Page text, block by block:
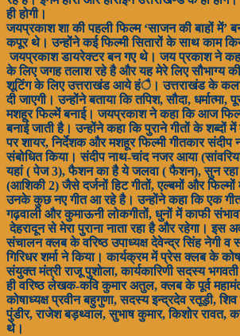
ही होगी।
जयप्रकाश शा की पहली फिल्म ‘साजन की बाहों में’
कपूर थे। उन्होंने कई फिल्मी सितारों के साथ काम
जयप्रकाश डायरेक्टर बन गए थे। जय प्रकाश ने
के लिए जगह तलाश रहे है और यह मेरे लिए सौभाग्य
शूटिंग के लिए उत्तराखंड आये हंै। उत्तराखंड के
दी जाएगी। उन्होंने बताया कि तपिश, सौदा,
मशहूर फिल्में बनाई। जयप्रकाश ने कहा कि आज
बनाई जाती है। उन्होंने कहा कि पुराने गीतों के शब्दों
पर शायर, निर्देशक और मशहूर फिल्मी गीतकार संदीप
संबोधित किया। संदीप नाथ-चांद नजर आया
यहां ( पेज 3), फैशन का है ये जलवा ( फैशन), सुन रहा
(आशिकी 2) जैसे दर्जनों हिट गीतों, एल्बमों और
उनके कुछ नए गीत आ रहे है। उन्होंने कहा कि एक
गढ़वाली और कुमाऊनी लोकगीतों, धुनों में काफी
देहरादून से मेरा पुराना नाता रहा है और रहेगा। इस
संचालन क्लब के वरिष्ठ उपाध्यक्ष देवेन्द्र सिंह नेगी व
गिरिधर शर्मा ने किया। कार्यक्रम में प्रेस क्लब के
संयुक्त मंत्री राजू पुशोला, कार्यकारिणी सदस्य
ही वरिष्ठ लेखक-कवि कुमार अतुल, क्लब के पूर्व
कोषाध्यक्ष प्रवीन बहुगुणा, सदस्य इन्द्रदेव रतूड़ी, शिव
पुंडीर, राजेश बड़थ्वाल, सुभाष कुमार, किशोर रावत,
थे।